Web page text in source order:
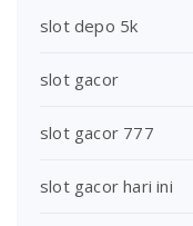
slot depo 5k
slot gacor
slot gacor 777
slot gacor hari ini